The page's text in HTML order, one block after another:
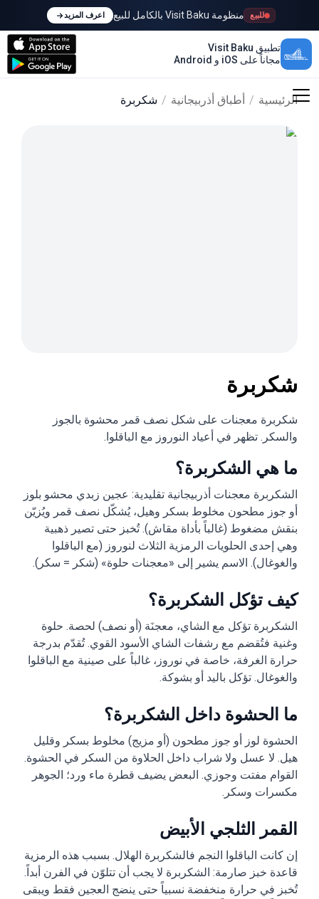
للبيع منظومة Visit Baku بالكامل للبيع اعرف المزيد
تطبيق Visit Baku
مجاناً على iOS و Android
الرئيسية / أطباق أذربيجانية / شكربرة
شكربرة
شكربرة معجنات على شكل نصف قمر محشوة بالجوز
والسكر. تظهر في أعياد النوروز مع الباقلوا.
ما هي الشكربرة؟
الشكربرة معجنات أذربيجانية تقليدية: عجين زبدي محشو بلوز
أو جوز مطحون مخلوط بسكر وهيل، يُشكّل نصف قمر ويُزيّن
بنقش مضغوط (غالباً بأداة مقاش). تُخبز حتى تصير ذهبية
وهي إحدى الحلويات الرمزية الثلاث لنوروز (مع الباقلوا
والغوغال). الاسم يشير إلى «معجنات حلوة» (شكر = سكر).
كيف تؤكل الشكربرة؟
الشكربرة تؤكل مع الشاي، معجنَة (أو نصف) لحصة. حلوة
وغنية فتُقضم مع رشفات الشاي الأسود القوي. تُقدّم بدرجة
حرارة الغرفة، خاصة في نوروز، غالباً على صينية مع الباقلوا
والغوغال. تؤكل باليد أو بشوكة.
ما الحشوة داخل الشكربرة؟
الحشوة لوز أو جوز مطحون (أو مزيج) مخلوط بسكر وقليل
هيل. لا عسل ولا شراب داخل الحلاوة من السكر في الحشوة.
القوام مفتت وجوزي. البعض يضيف قطرة ماء ورد؛ الجوهر
مكسرات وسكر.
القمر الثلجي الأبيض
إن كانت الباقلوا النجم فالشكربرة الهلال. بسبب هذه الرمزية
قاعدة خبز صارمة: الشكربرة لا يجب أن تتلوّن في الفرن أبداً.
تُخبز في حرارة منخفضة نسبياً حتى ينضج العجين فقط ويبقى